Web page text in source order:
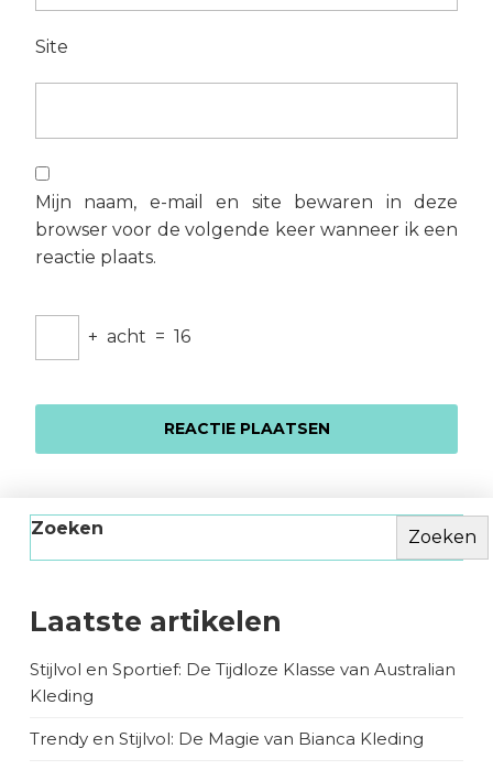
Site
Mijn naam, e-mail en site bewaren in deze
browser voor de volgende keer wanneer ik een
reactie plaats.
+ acht = 16
Zoeken Zoeken
Laatste artikelen
Stijlvol en Sportief: De Tijdloze Klasse van Australian
Kleding
Trendy en Stijlvol: De Magie van Bianca Kleding